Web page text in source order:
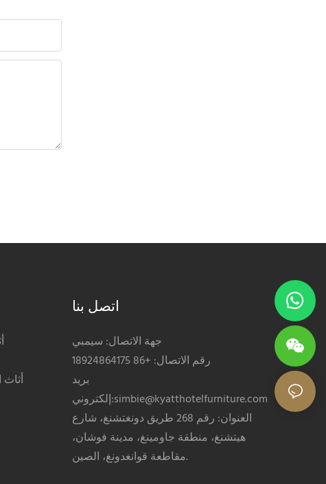
اتصل بنا
جهة الاتصال: سيمبي
رقم الاتصال: +86 18924864175
بريد
إلكتروني:simbie@kyatthotelfurniture.com
العنوان: رقم 268 طريق دونغتشنغ، شارع
هيتشنغ، منطقة جاومينغ، مدينة فوشان،
مقاطعة قوانغدونغ، الصين.